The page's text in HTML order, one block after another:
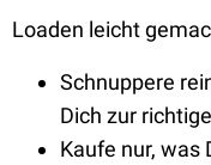
Loaden leicht
Schnuppere
Dich zur
Kaufe nur, was